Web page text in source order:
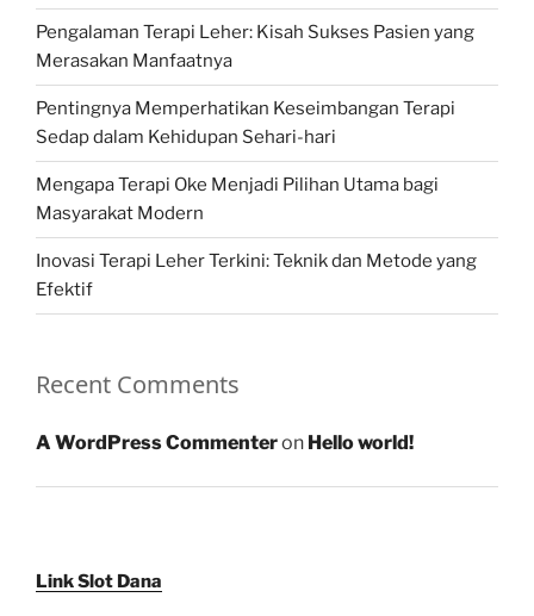
Pengalaman Terapi Leher: Kisah Sukses Pasien yang
Merasakan Manfaatnya
Pentingnya Memperhatikan Keseimbangan Terapi
Sedap dalam Kehidupan Sehari-hari
Mengapa Terapi Oke Menjadi Pilihan Utama bagi
Masyarakat Modern
Inovasi Terapi Leher Terkini: Teknik dan Metode yang
Efektif
Recent Comments
A WordPress Commenteron Hello world!
Link Slot Dana